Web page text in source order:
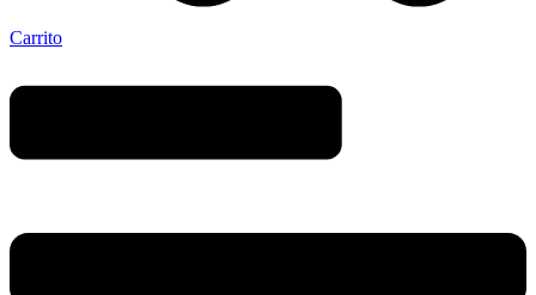
Carrito